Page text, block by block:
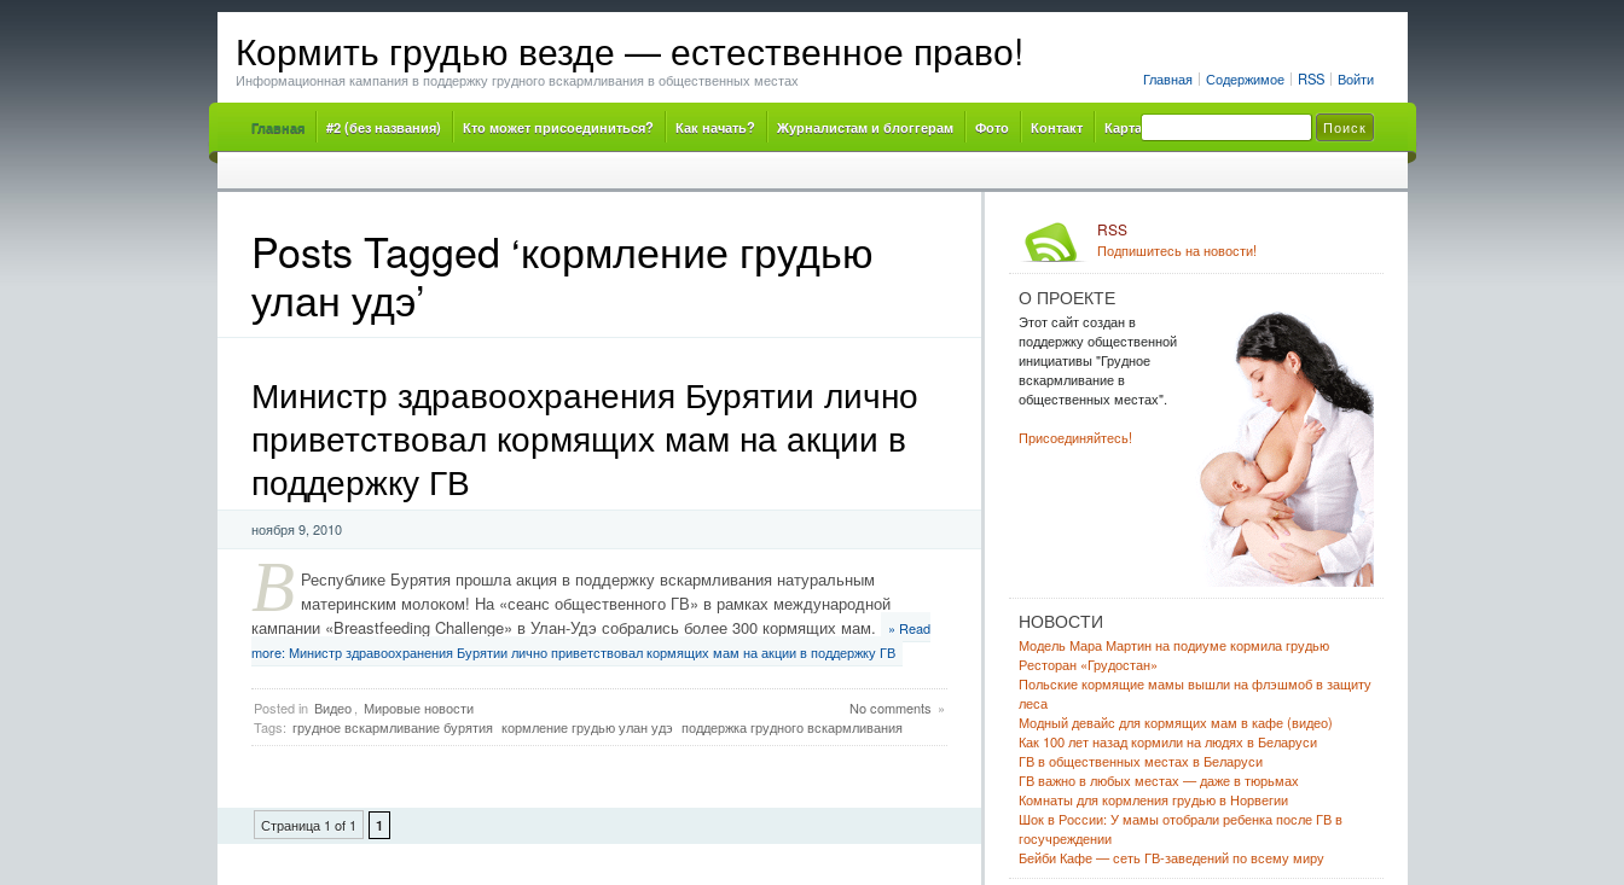
Главная Содержимое RSS Войти
Кормить грудью везде — естественное право!
Информационная кампания в поддержку грудного вскармливания в общественных местах
Главная #2 (без названия) Кто может присоединиться? Как начать? Журналистам и блоггерам Фото Контакт Карта сайта
Posts Tagged ‘кормление грудью
улан удэ’
Министр здравоохранения Бурятии лично
приветствовал кормящих мам на акции в
поддержку ГВ
ноября 9, 2010
В Республике Бурятия прошла акция в поддержку вскармливания натуральным
материнским молоком! На «сеанс общественного ГВ» в рамках международной
кампании «Breastfeeding Challenge» в Улан-Удэ собрались более 300 кормящих мам.
» Read
more: Министр здравоохранения Бурятии лично приветствовал кормящих мам на акции в поддержку ГВ
No comments »
Posted in Видео
Мировые новости
Tags: грудное вскармливание бурятия кормление грудью улан удэ поддержка грудного вскармливания
Страница 1 of 1 1
RSS
Подпишитесь на новости!
О ПРОЕКТЕ
Этот сайт создан в
поддержку общественной
инициативы "Грудное
вскармливание в
общественных местах".
Присоединяйтесь!
НОВОСТИ
Модель Мара Мартин на подиуме кормила грудью
Ресторан «Грудостан»
Польские кормящие мамы вышли на флэшмоб в защиту
леса
Модный девайс для кормящих мам в кафе (видео)
Как 100 лет назад кормили на людях в Беларуси
ГВ в общественных местах в Беларуси
ГВ важно в любых местах — даже в тюрьмах
Комнаты для кормления грудью в Норвегии
Шок в России: У мамы отобрали ребенка после ГВ в
госучреждении
Бейби Кафе — сеть ГВ-заведений по всему миру